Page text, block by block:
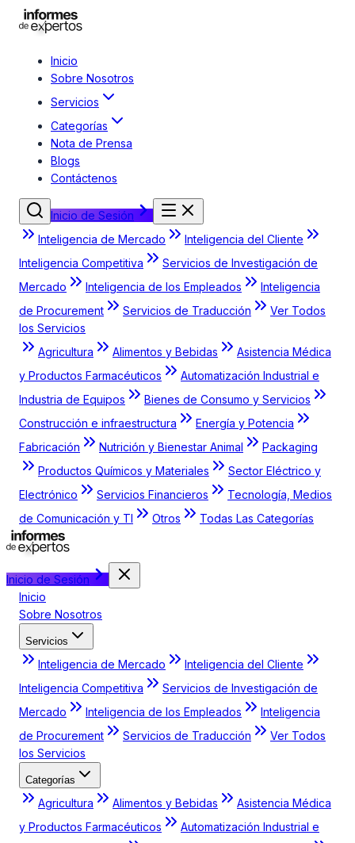
Inicio
Sobre Nosotros
Servicios
Categorías
Nota de Prensa
Blogs
Contáctenos
Inicio de Sesión
Inteligencia de Mercado
Inteligencia del Cliente
Inteligencia Competitiva
Servicios de Investigación de
Mercado
Inteligencia de los Empleados
Inteligencia
de Procurement
Servicios de Traducción
Ver Todos
los Servicios
Agricultura
Alimentos y Bebidas
Asistencia Médica
y Productos Farmacéuticos
Automatización Industrial e
Industria de Equipos
Bienes de Consumo y Servicios
Construcción e infraestructura
Energía y Potencia
Fabricación
Nutrición y Bienestar Animal
Packaging
Productos Químicos y Materiales
Sector Eléctrico y
Electrónico
Servicios Financieros
Tecnología, Medios
de Comunicación y TI
Otros Todas Las Categorías
Inicio de Sesión
Inicio
Sobre Nosotros
Servicios
Inteligencia de Mercado
Inteligencia del Cliente
Inteligencia Competitiva
Servicios de Investigación de
Mercado
Inteligencia de los Empleados
Inteligencia
de Procurement
Servicios de Traducción
Ver Todos
los Servicios
Categorías
Agricultura Alimentos y Bebidas
Asistencia Médica
y Productos Farmacéuticos
Automatización Industrial e